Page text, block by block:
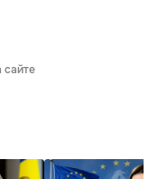
сайте